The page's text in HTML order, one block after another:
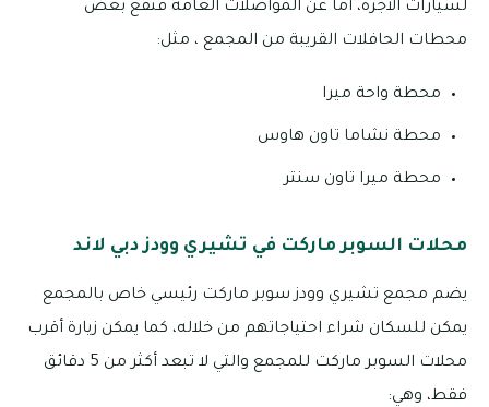
لسيارات الأجرة، أما عن المواصلات العامة فتقع بعض
محطات الحافلات القريبة من المجمع ، مثل:
محطة واحة ميرا
محطة نشاما تاون هاوس
محطة ميرا تاون سنتر
محلات السوبر ماركت في تشيري وودز دبي لاند
يضم مجمع تشيري وودز سوبر ماركت رئيسي خاص بالمجمع
يمكن للسكان شراء احتياجاتهم من خلاله، كما يمكن زيارة أقرب
محلات السوبر ماركت للمجمع والتي لا تبعد أكثر من 5 دقائق
فقط، وهي: